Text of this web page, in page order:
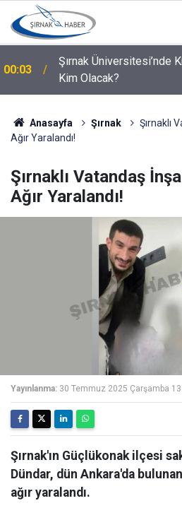
00:02 Şırnak’ta lise öğrencisi
Anasayfa Şırnak
Şırnaklı
Ağır Yaralandı!
Şırnaklı Vatandaş
Ağır Yaralandı!
Yayınlanma: 30 Temmuz 2025 Çarşamba
Şırnak'ın Güçlükonak ilçesi
Dündar, dün Ankara'da
ağır yaralandı.